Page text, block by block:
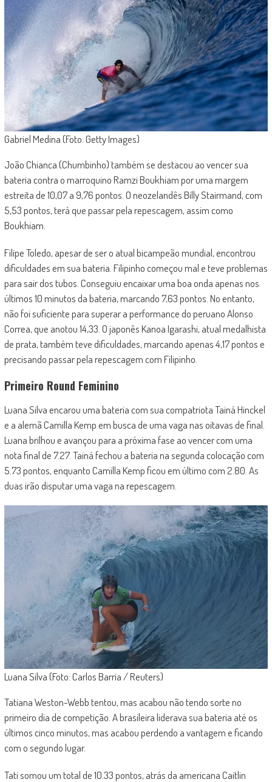
Gabriel Medina (Foto: Getty Images)
João Chianca (Chumbinho) também se destacou ao vencer sua
bateria contra o marroquino Ramzi Boukhiam por uma margem
estreita de 10,07 a 9,76 pontos. O neozelandês Billy Stairmand, com
5,53 pontos, terá que passar pela repescagem, assim como
Boukhiam.
Filipe Toledo, apesar de ser o atual bicampeão mundial, encontrou
dificuldades em sua bateria. Filipinho começou mal e teve problemas
para sair dos tubos. Conseguiu encaixar uma boa onda apenas nos
últimos 10 minutos da bateria, marcando 7,63 pontos. No entanto,
não foi suficiente para superar a performance do peruano Alonso
Correa, que anotou 14,33. O japonês Kanoa Igarashi, atual medalhista
de prata, também teve dificuldades, marcando apenas 4,17 pontos e
precisando passar pela repescagem com Filipinho.
Primeiro Round Feminino
Luana Silva encarou uma bateria com sua compatriota Tainá Hinckel
e a alemã Camilla Kemp em busca de uma vaga nas oitavas de final.
Luana brilhou e avançou para a próxima fase ao vencer com uma
nota final de 7.27. Tainá fechou a bateria na segunda colocação com
5.73 pontos, enquanto Camilla Kemp ficou em último com 2.80. As
duas irão disputar uma vaga na repescagem.
Luana Silva (Foto: Carlos Barria / Reuters)
Tatiana Weston-Webb tentou, mas acabou não tendo sorte no
primeiro dia de competição. A brasileira liderava sua bateria até os
últimos cinco minutos, mas acabou perdendo a vantagem e ficando
com o segundo lugar.
Tati somou um total de 10.33 pontos, atrás da americana Caitlin